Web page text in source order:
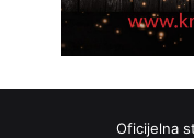
Oficijelna